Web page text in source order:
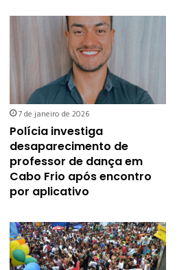
7 de janeiro de 2026
Polícia investiga
desaparecimento de
professor de dança em
Cabo Frio após encontro
por aplicativo